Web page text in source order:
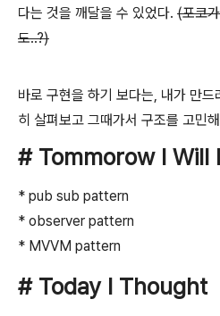
다는 것을 깨달을 수 있었다. (포코
도..?)
바로 구현을 하기 보다는, 내가 만드
히 살펴보고 그때가서 구조를 고민
# Tommorow I Will
* pub sub pattern
* observer pattern
* MVVM pattern
# Today I Thought